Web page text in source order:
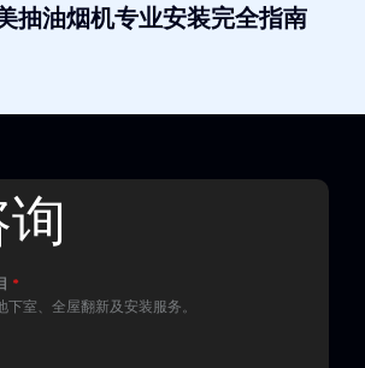
抽油烟机专业安装完全指南
*
室、全屋翻新及安装服务。